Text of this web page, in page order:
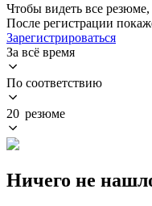
Чтобы видеть все резюме,
После регистрации
Зарегистрироваться
За всё время
По соответствию
20 резюме
Ничего не